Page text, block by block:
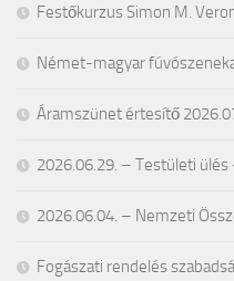
Festőkurzus Simon M.
Német-magyar
Áramszünet értesítő
2026.06.29. – Testületi ülés
2026.06.04. – Nemzeti
Fogászati rendelés